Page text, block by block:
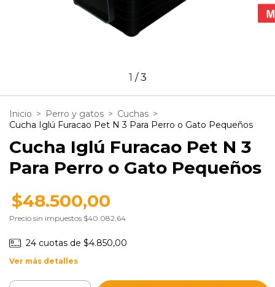
1 /3
Inicio > Perro y gatos > Cuchas >
Cucha Iglú Furacao Pet N 3 Para Perro o Gato Pequeños
Cucha Iglú Furacao Pet N 3
Para Perro o Gato Pequeños
$48.500,00
Precio sin impuestos $40.082,64
24 cuotas de $4.850,00
Ver más detalles